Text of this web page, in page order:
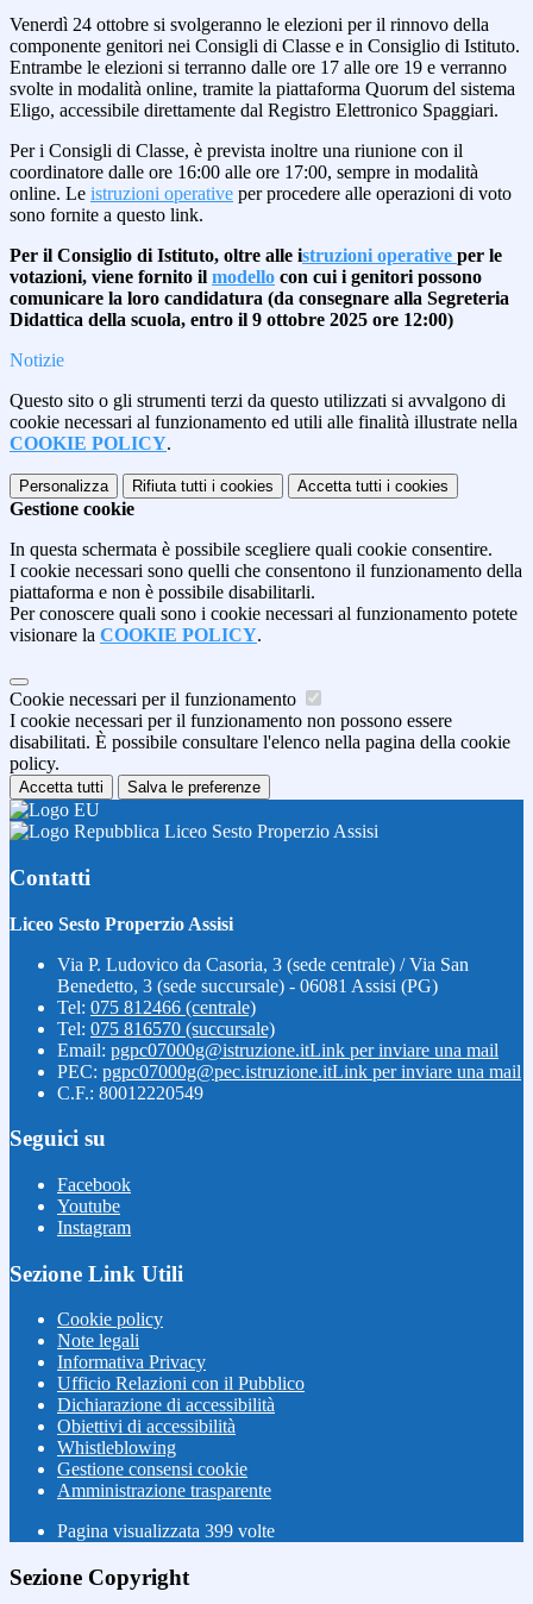
Venerdì 24 ottobre si svolgeranno le elezioni per il rinnovo della
componente genitori nei Consigli di Classe e in Consiglio di Istituto.
Entrambe le elezioni si terranno dalle ore 17 alle ore 19 e verranno
svolte in modalità online, tramite la piattaforma Quorum del sistema
Eligo, accessibile direttamente dal Registro Elettronico Spaggiari.
Per i Consigli di Classe, è prevista inoltre una riunione con il
coordinatore dalle ore 16:00 alle ore 17:00, sempre in modalità
online. Le istruzioni operative per procedere alle operazioni di voto
sono fornite a questo link.
Per il Consiglio di Istituto, oltre alle istruzioni operative per le
votazioni, viene fornito il modello con cui i genitori possono
comunicare la loro candidatura (da consegnare alla Segreteria
Didattica della scuola, entro il 9 ottobre 2025 ore 12:00)
Notizie
Questo sito o gli strumenti terzi da questo utilizzati si avvalgono di
cookie necessari al funzionamento ed utili alle finalità illustrate nella
COOKIE POLICY.
Personalizza Rifiuta tutti i cookies Accetta tutti i cookies
Gestione cookie
In questa schermata è possibile scegliere quali cookie consentire.
I cookie necessari sono quelli che consentono il funzionamento della
piattaforma e non è possibile disabilitarli.
Per conoscere quali sono i cookie necessari al funzionamento potete
visionare la COOKIE POLICY.
Cookie necessari per il funzionamento
I cookie necessari per il funzionamento non possono essere
disabilitati. È possibile consultare l'elenco nella pagina della cookie
policy.
Accetta tutti Salva le preferenze
Liceo Sesto Properzio Assisi
Contatti
Liceo Sesto Properzio Assisi
Via P. Ludovico da Casoria, 3 (sede centrale) / Via San
Benedetto, 3 (sede succursale) - 06081 Assisi (PG)
Tel: 075 812466 (centrale)
Tel: 075 816570 (succursale)
Email: pgpc07000g@istruzione.itLink per inviare una mail
PEC: pgpc07000g@pec.istruzione.itLink per inviare una mail
C.F.: 80012220549
Seguici su
Facebook
Youtube
Instagram
Sezione Link Utili
Cookie policy
Note legali
Informativa Privacy
Ufficio Relazioni con il Pubblico
Dichiarazione di accessibilità
Obiettivi di accessibilità
Whistleblowing
Gestione consensi cookie
Amministrazione trasparente
Pagina visualizzata 399 volte
Sezione Copyright